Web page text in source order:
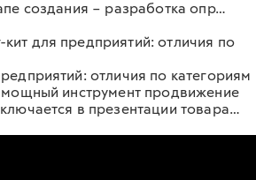
создания – разработка опр…
отличия по категориям
мощный инструмент продвижение
в презентации товара…